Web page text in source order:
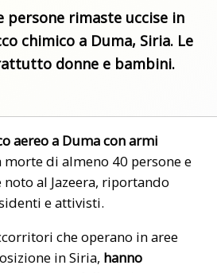
persone rimaste uccise in
chimico a Duma, Siria. Le
donne e bambini.
aereo a Duma con armi
morte di almeno 40 persone e
al Jazeera, riportando
e attivisti.
che operano in aree
in Siria, hanno